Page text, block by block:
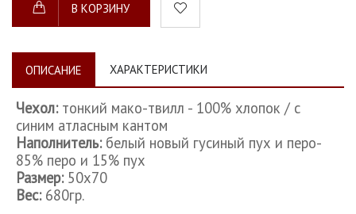
В КОРЗИНУ
ОПИСАНИЕ ХАРАКТЕРИСТИКИ
Чехол:тонкий мако-твилл - 100% хлопок / с
синим атласным кантом
Наполнитель:белый новый гусиный пух и перо-
85% перо и 15% пух
Размер: 50х70
Вес:680гр.